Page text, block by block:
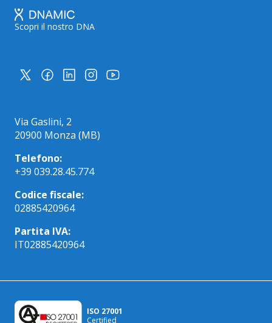
Scopri il nostro DNA
Via Gaslini, 2
20900 Monza (MB)
Telefono:
+39 039.28.45.774
Codice fiscale:
02885420964
Partita IVA:
IT02885420964
ISO 27001
Certified